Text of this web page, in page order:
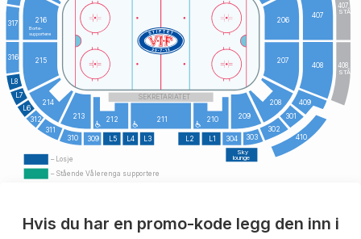
301
302
303
304
L1
L2
L3
L4
L5
309
310
311
312
L6
L7
L8
316
317
Sky
lounge
407
408
409
410
206
207
208
209
210
211
212
213
214
215
216
407
STÅ
408
STÅ
SEKRETARIATET
– Losje
– Stående Vålerenga supportere
Borte-
supportere
Hvis du har en promo-kode legg den inn i